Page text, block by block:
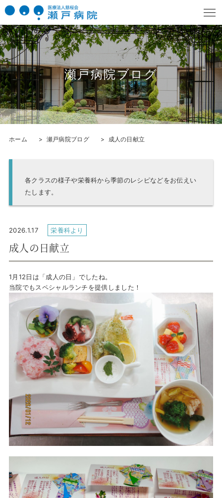
瀬戸病院ブログ
ホーム 瀬戸病院ブログ 成人の日献立
各クラスの様子や栄養科から季節のレシピなどをお伝えい
たします。
2026.1.17 栄養科より
成人の日献立
1月12日は「成人の日」でしたね。
当院でもスペシャルランチを提供しました！